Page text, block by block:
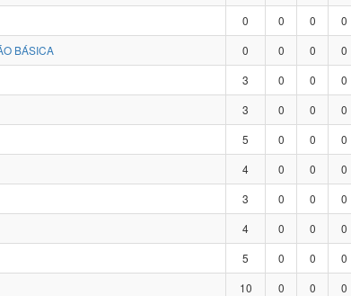
0 0 0 0
BÁSICA
0 0 0 0
3 0 0 0
3 0 0 0
5 0 0 0
4 0 0 0
3 0 0 0
4 0 0 0
5 0 0 0
10 0 0 0